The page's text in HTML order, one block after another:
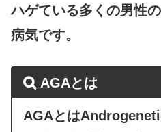
ハゲている多くの男性
病気です。
AGAとは
AGAとは